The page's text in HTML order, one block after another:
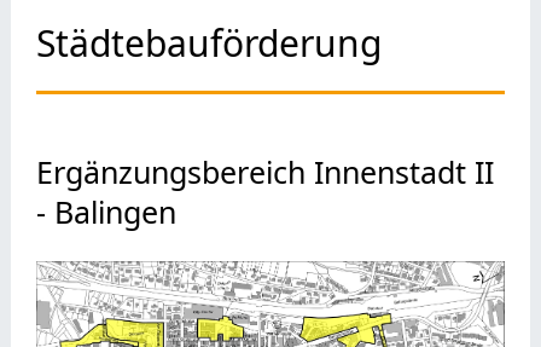
Städtebauförderung
Ergänzungsbereich Innenstadt II
- Balingen